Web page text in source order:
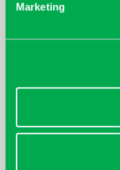
Marketing